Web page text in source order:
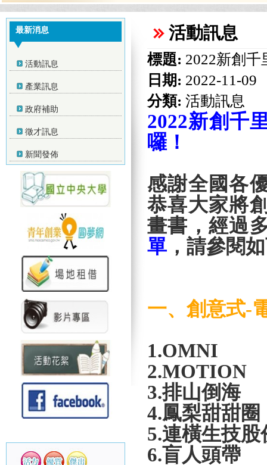
最新消息
活動訊息
產業訊息
政府補助
徵才訊息
新聞發佈
活動訊息
標題: 2022新創
日期: 2022-11-09
分類: 活動訊息
2022新創千
囉！
感謝全國各
恭喜大家將
畫書，經過
單 ，請參閱
一、創意式-
1.OMNI
2.MOTION
3.排山倒海
4.鳳梨甜甜圈
5.連橫生技股
6.盲人頭帶